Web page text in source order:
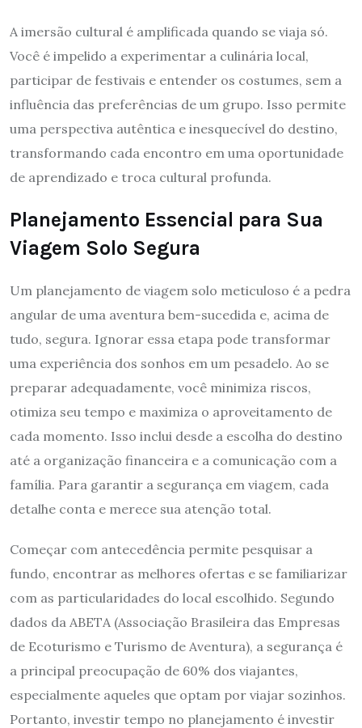
A imersão cultural é amplificada quando se viaja só.
Você é impelido a experimentar a culinária local,
participar de festivais e entender os costumes, sem a
influência das preferências de um grupo. Isso permite
uma perspectiva autêntica e inesquecível do destino,
transformando cada encontro em uma oportunidade
de aprendizado e troca cultural profunda.
Planejamento Essencial para Sua
Viagem Solo Segura
Um planejamento de viagem solo meticuloso é a pedra
angular de uma aventura bem-sucedida e, acima de
tudo, segura. Ignorar essa etapa pode transformar
uma experiência dos sonhos em um pesadelo. Ao se
preparar adequadamente, você minimiza riscos,
otimiza seu tempo e maximiza o aproveitamento de
cada momento. Isso inclui desde a escolha do destino
até a organização financeira e a comunicação com a
família. Para garantir a segurança em viagem, cada
detalhe conta e merece sua atenção total.
Começar com antecedência permite pesquisar a
fundo, encontrar as melhores ofertas e se familiarizar
com as particularidades do local escolhido. Segundo
dados da ABETA (Associação Brasileira das Empresas
de Ecoturismo e Turismo de Aventura), a segurança é
a principal preocupação de 60% dos viajantes,
especialmente aqueles que optam por viajar sozinhos.
Portanto, investir tempo no planejamento é investir